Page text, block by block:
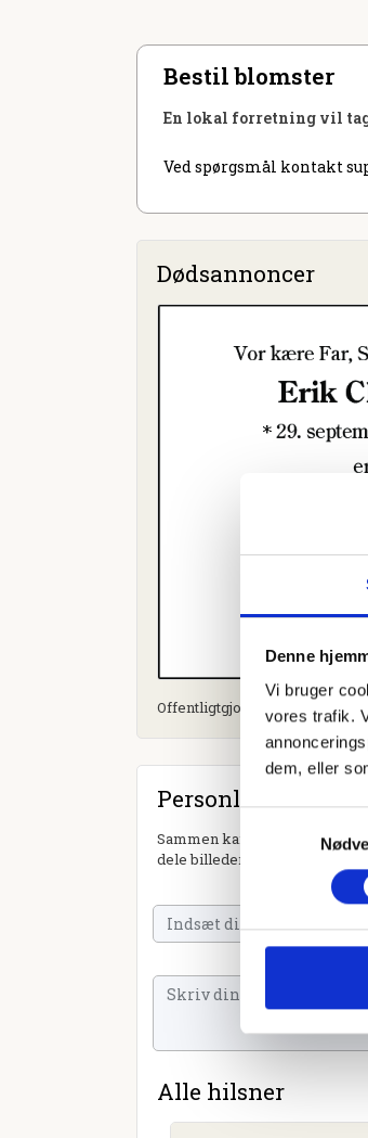
Denne
Vi bruger
vores trafik.
dem, eller
Bestil blomster
En lokal forretning vil
Ved spørgsmål kontakt
Dødsannoncer
Offentligtgjort i Holstebro
Personlig hilsen
Sammen kan vi mindes Erik
dele billeder og video eller
Alle hilsner